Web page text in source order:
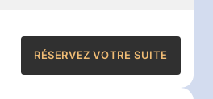
RÉSERVEZ VOTRE SUITE